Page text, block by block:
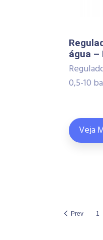
água –
0,5-10
Veja
Prev 1